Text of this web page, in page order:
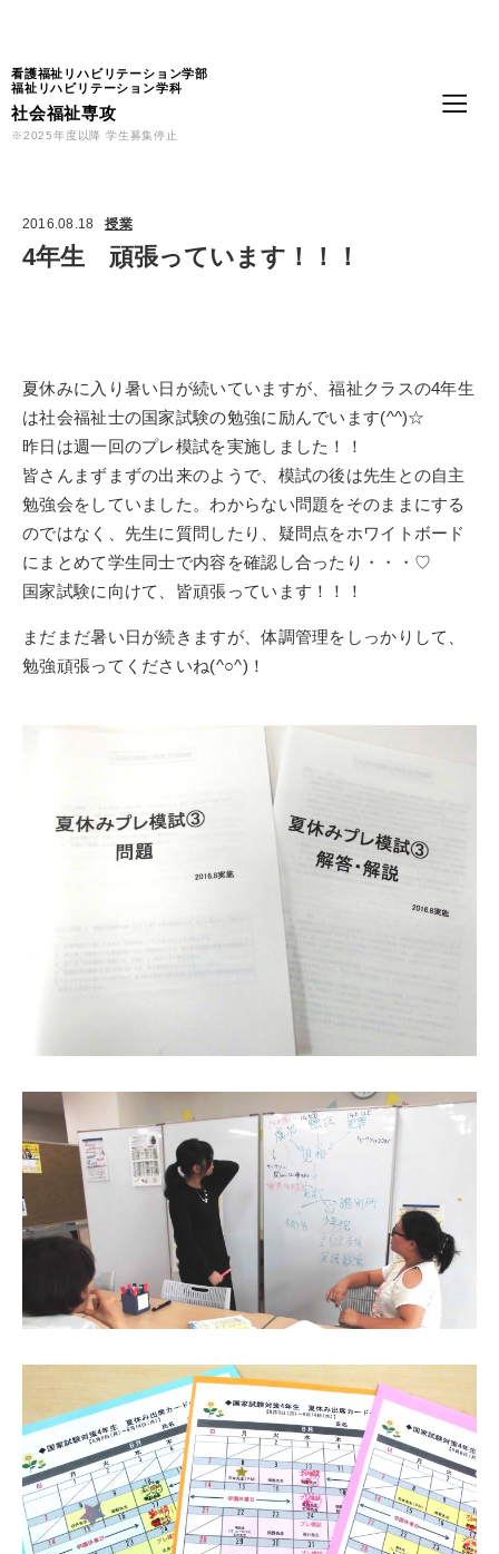
看護福祉リハビリテーション学部
福祉リハビリテーション学科
社会福祉専攻
※2025年度以降 学生募集停止
2016.08.18 授業
4年生 頑張っています！！！
夏休みに入り暑い日が続いていますが、福祉クラスの4年生
は社会福祉士の国家試験の勉強に励んでいます(^^)☆
昨日は週一回のプレ模試を実施しました！！
皆さんまずまずの出来のようで、模試の後は先生との自主
勉強会をしていました。わからない問題をそのままにする
のではなく、先生に質問したり、疑問点をホワイトボード
にまとめて学生同士で内容を確認し合ったり・・・♡
国家試験に向けて、皆頑張っています！！！
まだまだ暑い日が続きますが、体調管理をしっかりして、
勉強頑張ってくださいね(^○^)！